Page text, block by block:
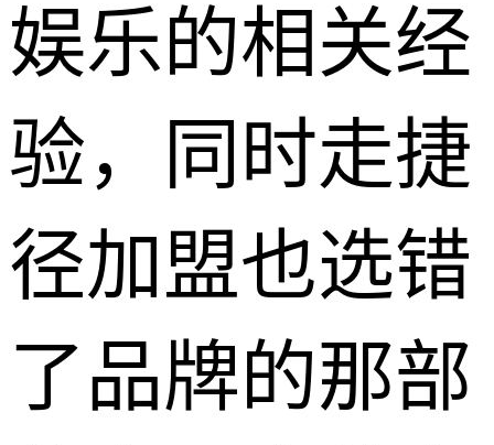
娱乐的相关经
验，同时走捷
径加盟也选错
了品牌的那部